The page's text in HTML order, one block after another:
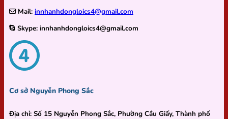
Mail: innhanhdongloics4@gmail.com
Skype: innhanhdongloics4@gmail.com
Cơ sở Nguyễn Phong Sắc
Địa chỉ: Số 15 Nguyễn Phong Sắc, Phường Cầu Giấy, Thành phố